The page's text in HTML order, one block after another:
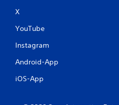
X
YouTube
Instagram
Android-App
iOS-App